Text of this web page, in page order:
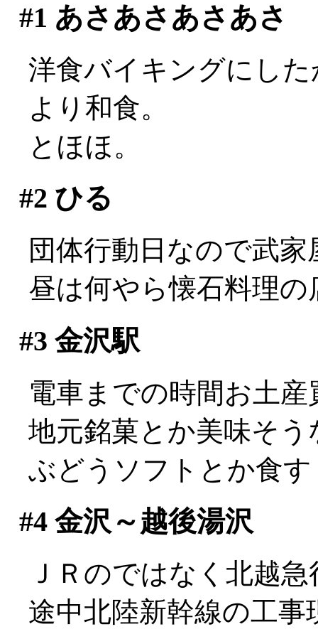
#1 あさあさあさあさ
洋食バイキングにし
より和食。
とほほ。
#2 ひる
団体行動日なので武
昼は何やら懐石料理
#3 金沢駅
電車までの時間お土
地元銘菓とか美味そう
ぶどうソフトとか食す
#4金沢～越後湯沢
ＪＲのではなく北越
途中北陸新幹線の工